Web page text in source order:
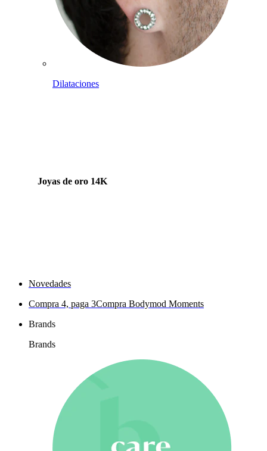
Dilataciones
Joyas de oro 14K
Novedades
Compra 4, paga 3Compra Bodymod Moments
Brands
Brands